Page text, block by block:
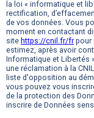
la loi « informatique et
rectification,
de vos données. Vous
moment en contactant
site https://cnil.fr/fr pour
estimez, après avoir
Informatique et Libertés
une réclamation à la
liste d'opposition au
vous pouvez vous
de la protection des
inscrire de Données